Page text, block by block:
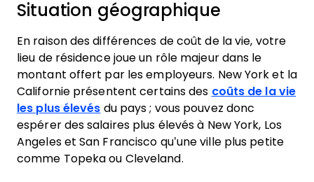
Situation géographique
En raison des différences de coût de la vie, votre
lieu de résidence joue un rôle majeur dans le
montant offert par les employeurs. New York et la
Californie présentent certains des coûts de la vie
les plus élevés du pays ; vous pouvez donc
espérer des salaires plus élevés à New York, Los
Angeles et San Francisco qu’une ville plus petite
comme Topeka ou Cleveland.